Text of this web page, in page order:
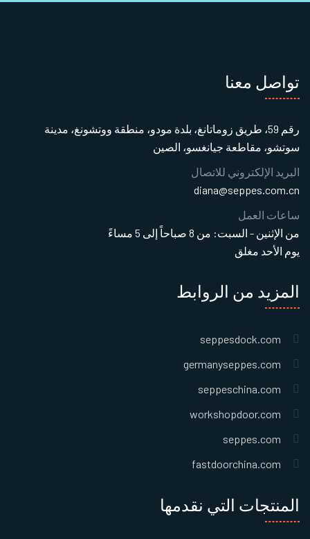
المنتجات التي نقدمها
المزيد من الروابط
seppesdock.com
germanyseppes.com
seppeschina.com
workshopdoor.com
seppes.com
fastdoorchina.com
تواصل معنا
رقم 59، طريق زوماتانغ، بلدة مودو، منطقة ووتشونغ، مدينة
سوتشو، مقاطعة جيانغسو، الصين
البريد الإلكتروني للاتصال
diana@seppes.com.cn
ساعات العمل
من الإثنين - السبت: من 8 صباحاً إلى 5 مساءً
يوم الأحد مغلق